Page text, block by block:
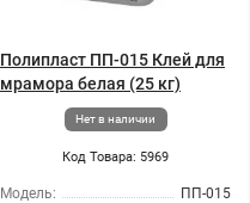
Полипласт ПП-015 Клей для
мрамора белая (25 кг)
Нет в наличии
Код Товара: 5969
Модель:
ПП-015